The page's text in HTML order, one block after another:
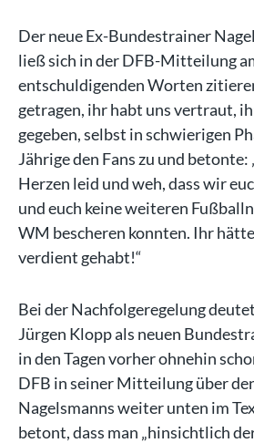
Der neue Ex-Bundestrainer
ließ sich in der DFB-Mitteilung
entschuldigenden Worten
getragen, ihr habt uns vertraut,
gegeben, selbst in schwierigen
Jährige den Fans zu und betonte:
Herzen leid und weh, dass wir
und euch keine weiteren
WM bescheren konnten. Ihr
verdient gehabt!“
Bei der Nachfolgeregelung
Jürgen Klopp als neuen
in den Tagen vorher ohnehin
DFB in seiner Mitteilung über
Nagelsmanns weiter unten im
betont, dass man „hinsichtlich